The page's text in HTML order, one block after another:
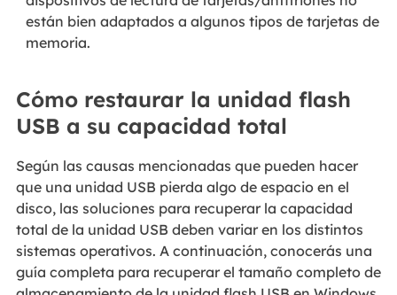
están bien adaptados a algunos tipos de tarjetas de
memoria.
Cómo restaurar la unidad flash
USB a su capacidad total
Según las causas mencionadas que pueden hacer
que una unidad USB pierda algo de espacio en el
disco, las soluciones para recuperar la capacidad
total de la unidad USB deben variar en los distintos
sistemas operativos. A continuación, conocerás una
guía completa para recuperar el tamaño completo de